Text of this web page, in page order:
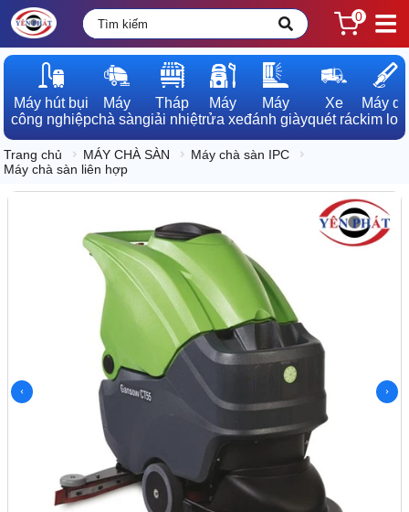
0
Máy hút bụi
công nghiệp
Máy
chà sàn
Tháp
giải nhiệt
Máy
rửa xe
Máy
đánh giày
Xe
quét rác
Máy dò
kim loại
Trang chủ MÁY CHÀ SÀN
Máy chà sàn IPC
Máy chà sàn liên hợp